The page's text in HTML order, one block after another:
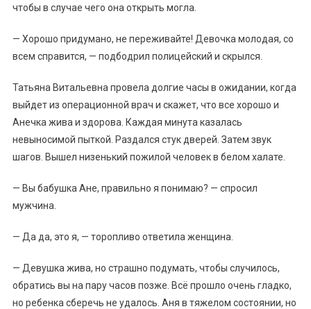
чтобы в случае чего она открыть могла.
— Хорошо придумано, не переживайте! Девочка молодая, со
всем справится, — подбодрил полицейский и скрылся.
Татьяна Витальевна провела долгие часы в ожидании, когда
выйдет из операционной врач и скажет, что все хорошо и
Анечка жива и здорова. Каждая минута казалась
невыносимой пыткой. Раздался стук дверей. Затем звук
шагов. Вышел низенький пожилой человек в белом халате.
— Вы бабушка Ане, правильно я понимаю? — спросил
мужчина.
— Да да, это я, — торопливо ответила женщина.
— Девушка жива, но страшно подумать, чтобы случилось,
обратись вы на пару часов позже. Всё прошло очень гладко,
но ребенка сберечь не удалось. Аня в тяжелом состоянии, но